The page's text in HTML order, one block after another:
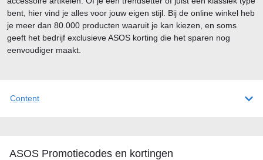
Content
ASOS Promotiecodes en kortingen
bent, hier vind je alles voor jouw eigen stijl. Bij de online winkel heb
je meer dan 80.000 producten waaruit je kan kiezen, en soms
geeft het bedrijf exclusieve ASOS korting die het sparen nog
eenvoudiger maakt.